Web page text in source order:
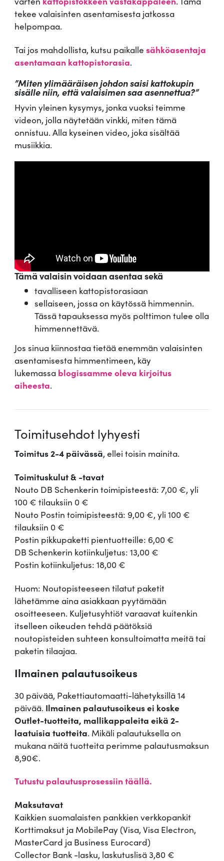
tekee valaisinten asentamisesta jatkossa
helpompaa.
Tai jos mahdollista, kutsu paikalle sähköasentaja
asentamaan kattopistorasia.
”Miten ylimääräisen johdon saisi kattokupin
sisälle niin, että valaisimen saa asennettua?”
Hyvin yleinen kysymys, jonka vuoksi teimme
videon, jolla näytetään vinkki, miten tämä
onnistuu. Alla kyseinen video, joka sisältää
musiikkia.
Tämä valaisin voidaan asentaa sekä
tavalliseen kattopistorasiaan
sellaiseen, jossa on käytössä himmennin.
Tässä tapauksessa myös polttimon tulee olla
himmennettävä.
Jos sinua kiinnostaa tietää enemmän valaisinten
asentamisesta himmentimeen, käy
lukemassa blogissamme oleva kirjoitus
aiheesta.
Toimitusehdot lyhyesti
Toimitus 2-4 päivässä, ellei toisin mainita.
Toimituskulut & -tavat
Nouto DB Schenkerin toimipisteestä: 7,00 €, yli
100 € tilauksiin 0 €
Nouto Postin toimipisteestä: 9,00 €, yli 100 €
tilauksiin 0 €
Postin pikkupaketti pientuotteille: 6,00 €
DB Schenkerin kotiinkuljetus: 13,00 €
Postin kotiinkuljetus: 18,00 €
Huom: Noutopisteeseen tilatut paketit
lähetämme aina asiakkaan pyytämään
osoitteeseen. Kuljetusyhtiöt varaavat kuitenkin
itselleen oikeuden tehdä päätöksiä
noutopisteiden suhteen konsultoimatta meitä tai
paketin tilaajaa.
Ilmainen palautusoikeus
30 päivää, Pakettiautomaatti-lähetyksillä 14
päivää. Ilmainen palautusoikeus ei koske
Outlet-tuotteita, mallikappaleita eikä 2-
laatuisia tuotteita. Mikäli palautuksella on
mukana näitä tuotteita perimme palautusmaksun
8,90€.
Tutustu palautusprosessiin täällä.
Maksutavat
Kaikkien suomalaisten pankkien verkkopankit
Korttimaksut ja MobilePay (Visa, Visa Electron,
MasterCard ja Business Eurocard)
Collector Bank -lasku, laskutuslisä 3,80 €